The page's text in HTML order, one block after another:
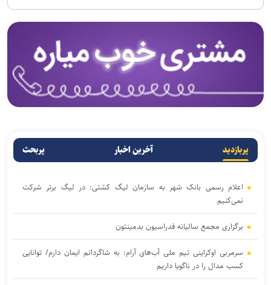
پربازدید آخرین اخبار پربحث
اعلام رسمی بانک شهر به سازمان لیگ کشتی: در لیگ برتر شرکت
نمی‌کنیم
برگزاری مجمع سالیانه فدراسیون بدمینتون
سرمربی اوکراینی تیم ملی آب‌های آرام: به شاگردانم ایمان دارم/ توانایی
کسب مدال را در ناگویا داریم